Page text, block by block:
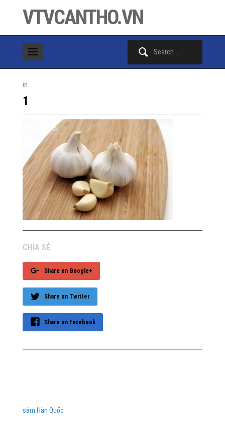
VTVCANTHO.VN
in
1
CHIA SẺ
Share on Google+
Share on Twitter
Share on Facebook
sâm Hàn Quốc